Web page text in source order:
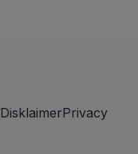
DisklaimerPrivacy